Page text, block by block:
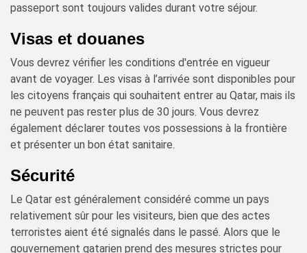
passeport sont toujours valides durant votre séjour.
Visas et douanes
Vous devrez vérifier les conditions d'entrée en vigueur
avant de voyager. Les visas à l’arrivée sont disponibles pour
les citoyens français qui souhaitent entrer au Qatar, mais ils
ne peuvent pas rester plus de 30 jours. Vous devrez
également déclarer toutes vos possessions à la frontière
et présenter un bon état sanitaire.
Sécurité
Le Qatar est généralement considéré comme un pays
relativement sûr pour les visiteurs, bien que des actes
terroristes aient été signalés dans le passé. Alors que le
gouvernement qatarien prend des mesures strictes pour